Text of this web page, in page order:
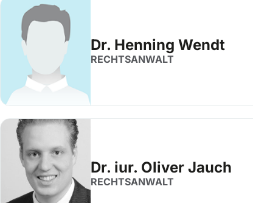
Dr. Henning Wendt
RECHTSANWALT
Dr. iur. Oliver Jauch
RECHTSANWALT